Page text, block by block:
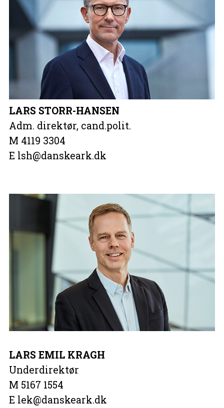
LARS STORR-HANSEN
Adm. direktør, cand.polit.
M 4119 3304
E lsh@danskeark.dk
LARS EMIL KRAGH
Underdirektør
M 5167 1554
E lek@danskeark.dk